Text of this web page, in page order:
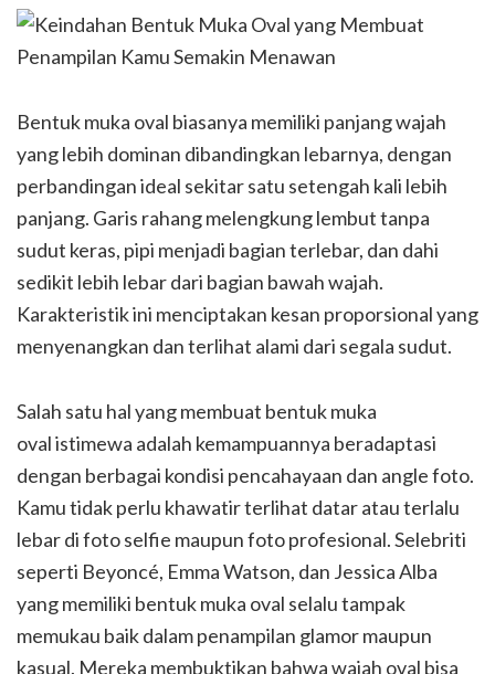
Bentuk muka oval biasanya memiliki panjang wajah
yang lebih dominan dibandingkan lebarnya, dengan
perbandingan ideal sekitar satu setengah kali lebih
panjang. Garis rahang melengkung lembut tanpa
sudut keras, pipi menjadi bagian terlebar, dan dahi
sedikit lebih lebar dari bagian bawah wajah.
Karakteristik ini menciptakan kesan proporsional yang
menyenangkan dan terlihat alami dari segala sudut.
Salah satu hal yang membuat bentuk muka
oval istimewa adalah kemampuannya beradaptasi
dengan berbagai kondisi pencahayaan dan angle foto.
Kamu tidak perlu khawatir terlihat datar atau terlalu
lebar di foto selfie maupun foto profesional. Selebriti
seperti Beyoncé, Emma Watson, dan Jessica Alba
yang memiliki bentuk muka oval selalu tampak
memukau baik dalam penampilan glamor maupun
kasual. Mereka membuktikan bahwa wajah oval bisa